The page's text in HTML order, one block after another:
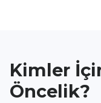
Kimler
Öncelik?